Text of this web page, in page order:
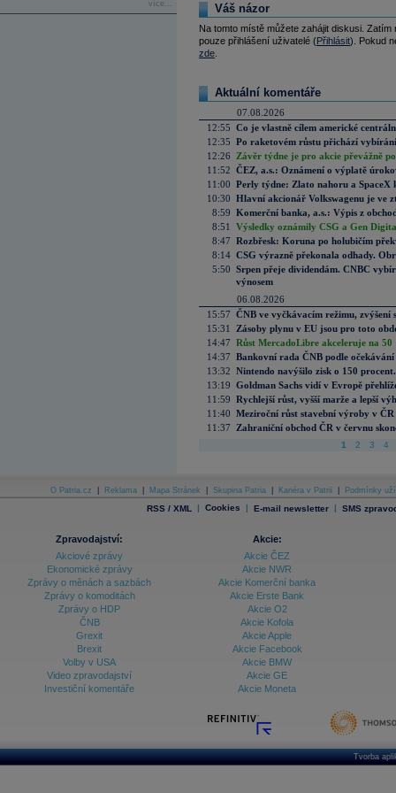
více... Váš názor
Na tomto místě můžete zahájit diskusi.
pouze přihlášení uživatelé (Přihlásit). Pokud
zde
Aktuální komentáře
07.08.2026
12:55 Co je vlastně cílem americké
12:35 Po raketovém růstu přichází
12:26
Závěr týdne je pro akcie převážně
11:52 ČEZ, a.s.: Oznámení o výplatě
11:00 Perly týdne: Zlato nahoru a SpaceX
10:30 Hlavní akcionář Volkswagenu je ve
8:59 Komerční banka, a.s.: Výpis z
8:51
Výsledky oznámily CSG a Gen
8:47 Rozbřesk: Koruna po holubičím
8:14 CSG výrazně překonala odhady.
5:50 Srpen přeje dividendám. CNBC
výnosem
06.08.2026
15:57 ČNB ve vyčkávacím režimu, zvýšení
15:31
Zásoby plynu v EU jsou pro toto
14:47 Růst MercadoLibre akceleruje na
14:37 Bankovní rada ČNB podle
13:32 Nintendo navýšilo zisk o 150
13:19 Goldman Sachs vidí v Evropě
11:59 Rychlejší růst, vyšší marže a lepší
11:40 Meziroční růst stavební výroby v
11:37
Zahraniční obchod ČR v červnu
1 2 3 4
O Patria.cz Reklama Mapa Stránek Skupina Patria Kariéra v Patrii Podmínky
RSS / XML | Cookies | E-mail newsletter | SMS
Zpravodajství:
Akciové zprávy
Ekonomické zprávy
Zprávy o měnách a sazbách
Zprávy o komoditách
Zprávy o HDP
ČNB
Grexit
Brexit
Volby v USA
Video zpravodajství
Investiční komentáře
Akcie:
Akcie ČEZ
Akcie NWR
Akcie Komerční banka
Akcie Erste Bank
Akcie O2
Akcie Kofola
Akcie Apple
Akcie Facebook
Akcie BMW
Akcie GE
Akcie Moneta
Tvorba